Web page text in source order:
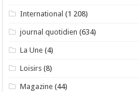
International (1 208)
journal quotidien (634)
La Une (4)
Loisirs (8)
Magazine (44)